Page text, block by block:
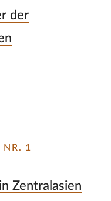
der
NR. 1
Zentralasien